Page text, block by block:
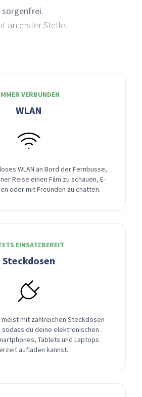
.
an erster Stelle.
VERBUNDEN
WLAN
WLAN an Bord der Fernbusse,
Reise einen Film zu schauen, E-
oder mit Freunden zu chatten.
EINSATZBEREIT
Steckdosen
mit zahlreichen Steckdosen
du deine elektronischen
Tablets und Laptops
aufladen kannst.